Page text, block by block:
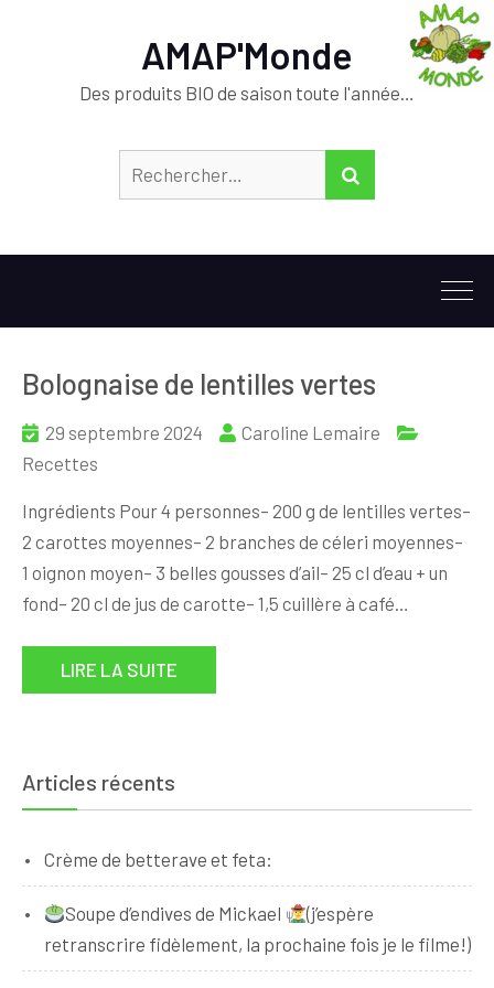
AMAP'Monde
Des produits BIO de saison toute l'année…
Bolognaise de lentilles vertes
29 septembre 2024
Caroline Lemaire
Recettes
Ingrédients Pour 4 personnes– 200 g de lentilles vertes–
2 carottes moyennes– 2 branches de céleri moyennes–
1 oignon moyen– 3 belles gousses d’ail– 25 cl d’eau + un
fond– 20 cl de jus de carotte– 1,5 cuillère à café…
LIRE LA SUITE
Articles récents
Crème de betterave et feta:
Soupe d’endives de Mickael
(j’espère
retranscrire fidèlement, la prochaine fois je le filme!)